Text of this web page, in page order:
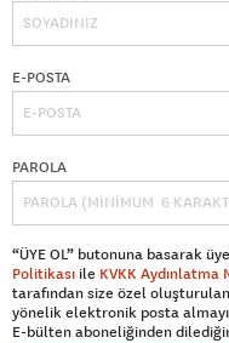
E-POSTA
PAROLA
“ÜYE OL” butonuna basarak
Politikası ile KVKK Aydınlatma
tarafından size özel
yönelik elektronik posta almayı
E-bülten aboneliğinden